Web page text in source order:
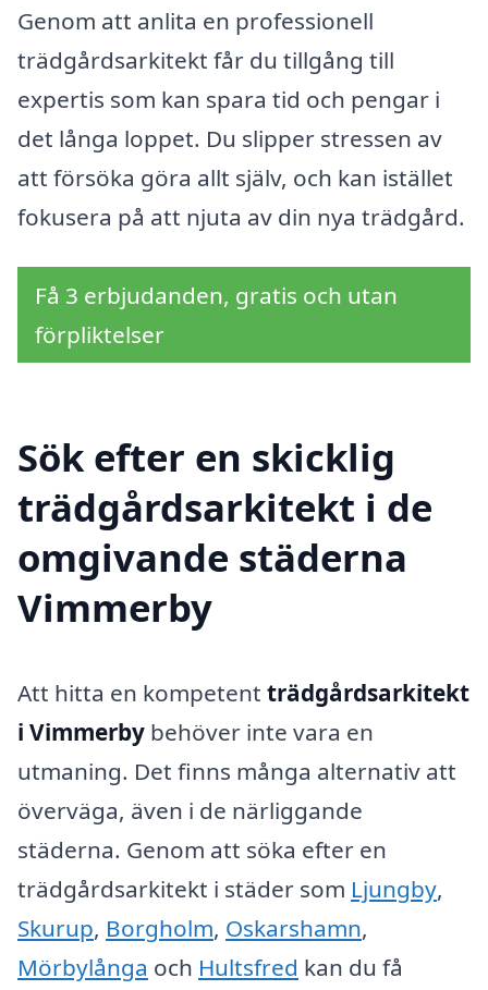
Genom att anlita en professionell
trädgårdsarkitekt får du tillgång till
expertis som kan spara tid och pengar i
det långa loppet. Du slipper stressen av
att försöka göra allt själv, och kan istället
fokusera på att njuta av din nya trädgård.
Få 3 erbjudanden, gratis och utan
förpliktelser
Sök efter en skicklig
trädgårdsarkitekt i de
omgivande städerna
Vimmerby
Att hitta en kompetent trädgårdsarkitekt
i Vimmerby behöver inte vara en
utmaning. Det finns många alternativ att
överväga, även i de närliggande
städerna. Genom att söka efter en
trädgårdsarkitekt i städer som Ljungby,
Skurup, Borgholm, Oskarshamn,
Mörbylånga och Hultsfred kan du få